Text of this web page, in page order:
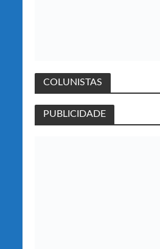
COLUNISTAS
PUBLICIDADE